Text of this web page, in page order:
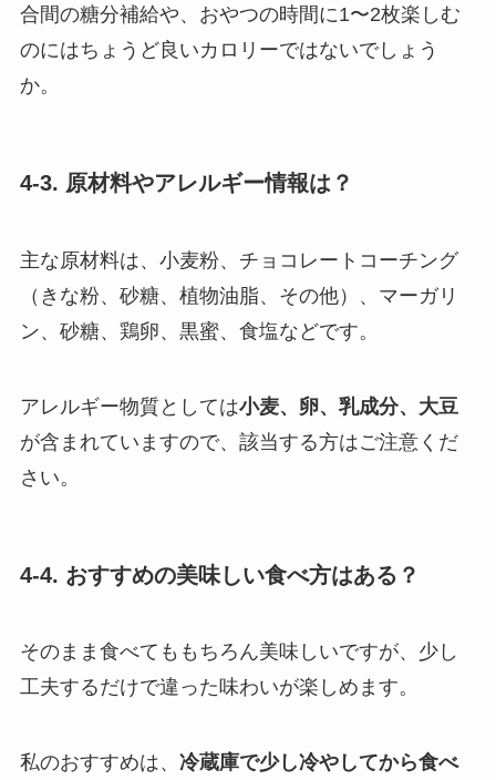
合間の糖分補給や、おやつの時間に1〜2枚楽しむ
のにはちょうど良いカロリーではないでしょう
か。
4-3. 原材料やアレルギー情報は？
主な原材料は、小麦粉、チョコレートコーチング
（きな粉、砂糖、植物油脂、その他）、マーガリ
ン、砂糖、鶏卵、黒蜜、食塩などです。
アレルギー物質としては小麦、卵、乳成分、大豆
が含まれていますので、該当する方はご注意くだ
さい。
4-4. おすすめの美味しい食べ方はある？
そのまま食べてももちろん美味しいですが、少し
工夫するだけで違った味わいが楽しめます。
私のおすすめは、 冷蔵庫で少し冷やしてから食べ